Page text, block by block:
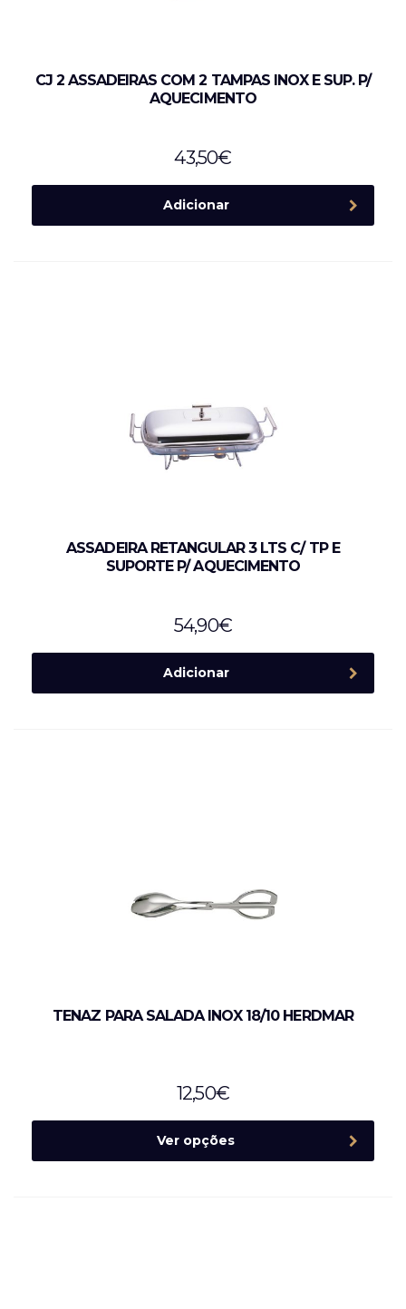
CJ 2 ASSADEIRAS COM 2 TAMPAS INOX E SUP. P/
AQUECIMENTO
43,50€
Adicionar
ASSADEIRA RETANGULAR 3 LTS C/ TP E
SUPORTE P/ AQUECIMENTO
54,90€
Adicionar
TENAZ PARA SALADA INOX 18/10 HERDMAR
12,50€
Ver opções